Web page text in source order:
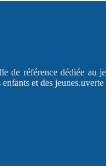
de référence dédiée au
et des